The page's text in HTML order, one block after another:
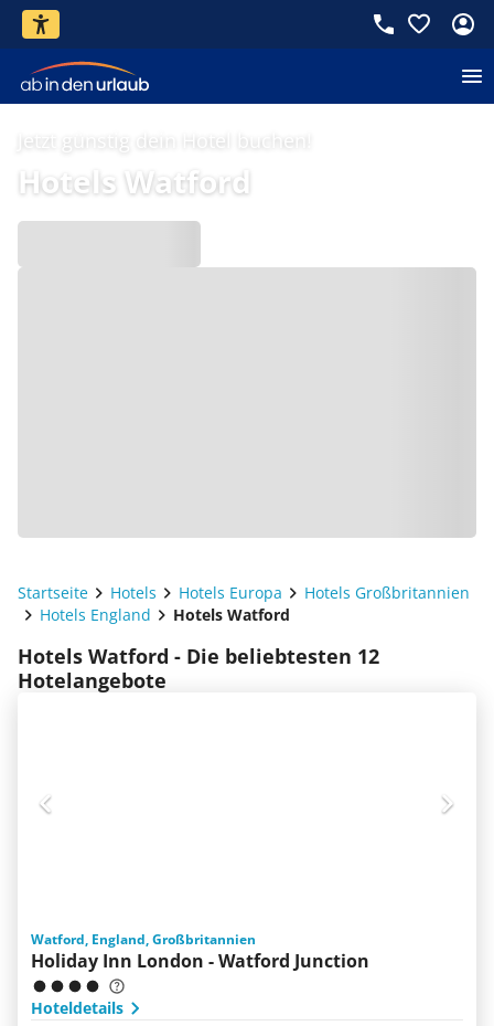
Jetzt günstig dein Hotel buchen!
Hotels Watford
Startseite Hotels Hotels Europa
Hotels Großbritannien
Hotels England
Hotels Watford
Hotels Watford - Die beliebtesten 12
Hotelangebote
Watford, England, Großbritannien
Holiday Inn London - Watford Junction
Hoteldetails